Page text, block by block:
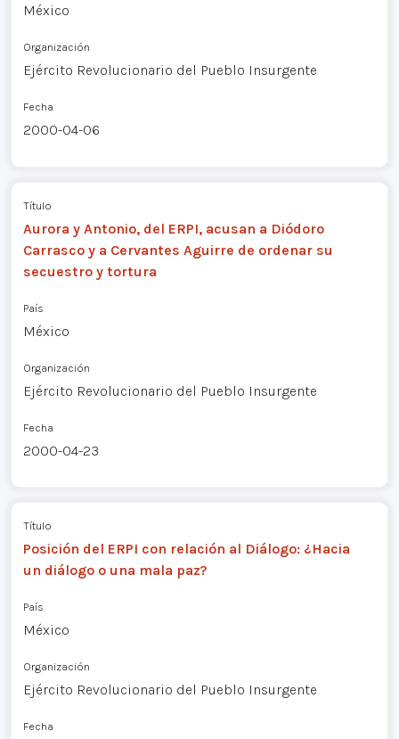
México
Organización
Ejército Revolucionario del Pueblo Insurgente
Fecha
2000-04-06
Título
Aurora y Antonio, del ERPI, acusan a Diódoro
Carrasco y a Cervantes Aguirre de ordenar su
secuestro y tortura
País
México
Organización
Ejército Revolucionario del Pueblo Insurgente
Fecha
2000-04-23
Título
Posición del ERPI con relación al Diálogo: ¿Hacia
un diálogo o una mala paz?
País
México
Organización
Ejército Revolucionario del Pueblo Insurgente
Fecha